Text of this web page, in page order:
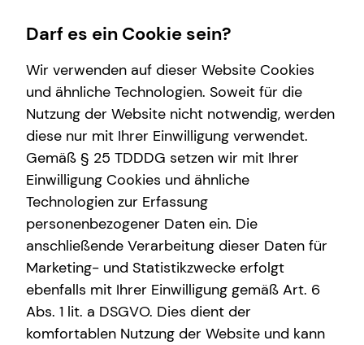
Immobilienfinanzierung
Überblick
Finanzierungswege
Energetische Sanierung
Service
Kundenportal
Schadenabwicklung
Finanzberatung
Videoberatung
Spezialisten-Netzwerk
Investment
Kapitalanlage Immobilien
Wissenswertes
Über mich
Über tecis
Karriere
Teamassistenz
Darf es ein Cookie sein?
Wir verwenden auf dieser Website Cookies
und ähnliche Technologien. Soweit für die
Nutzung der Website nicht notwendig, werden
diese nur mit Ihrer Einwilligung verwendet.
Gemäß § 25 TDDDG setzen wir mit Ihrer
Einwilligung Cookies und ähnliche
Technologien zur Erfassung
personenbezogener Daten ein. Die
anschließende Verarbeitung dieser Daten für
Marketing- und Statistikzwecke erfolgt
ebenfalls mit Ihrer Einwilligung gemäß Art. 6
Abs. 1 lit. a DSGVO. Dies dient der
komfortablen Nutzung der Website und kann